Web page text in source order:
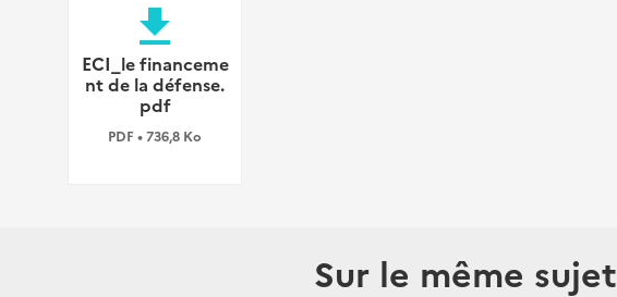
file_download
ECI_le financeme
nt de la défense.
pdf
PDF • 736,8 Ko
Sur le même sujet